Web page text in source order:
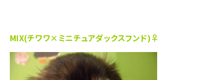
MIX(チワワ×ミニチュアダックスフンド)♀